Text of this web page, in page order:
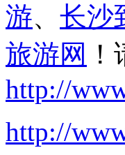
游、 长沙
旅游网
http://
http://